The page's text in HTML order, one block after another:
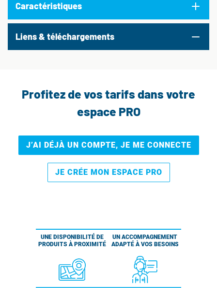
Caractéristiques
Liens & téléchargements
Profitez de vos tarifs dans votre
espace PRO
J’AI DÉJÀ UN COMPTE, JE ME CONNECTE
JE CRÉE MON ESPACE PRO
UNE DISPONIBILITÉ DE
PRODUITS À PROXIMITÉ
UN ACCOMPAGNEMENT
ADAPTÉ À VOS BESOINS